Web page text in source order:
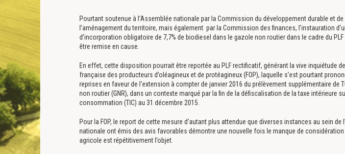
Pourtant soutenue à l’Assemblée nationale par la Commission du développement durable et de
l’aménagement du territoire, mais également par la Commission des finances, l’instauration
d’incorporation obligatoire de 7,7% de biodiesel dans le gazole non routier dans le cadre du
être remise en cause.
En effet, cette disposition pourrait être reportée au PLF rectificatif, générant la vive inquiétude
française des producteurs d’oléagineux et de protéagineux (FOP), laquelle s’est pourtant
reprises en faveur de l’extension à compter de janvier 2016 du prélèvement supplémentaire de
non routier (GNR), dans un contexte marqué par la fin de la défiscalisation de la taxe intérieure
consommation (TIC) au 31 décembre 2015.
Pour la FOP, le report de cette mesure d’autant plus attendue que diverses instances au sein de
nationale ont émis des avis favorables démontre une nouvelle fois le manque de
agricole est répétitivement l’objet.